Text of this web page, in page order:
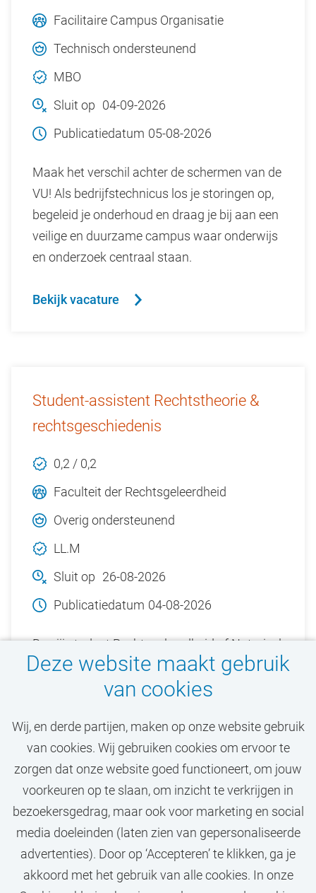
Deze website maakt gebruik
van cookies
Wij, en derde partijen, maken op onze website gebruik
van cookies. Wij gebruiken cookies om ervoor te
zorgen dat onze website goed functioneert, om jouw
voorkeuren op te slaan, om inzicht te verkrijgen in
bezoekersgedrag, maar ook voor marketing en social
media doeleinden (laten zien van gepersonaliseerde
advertenties). Door op ‘Accepteren’ te klikken, ga je
akkoord met het gebruik van alle cookies. In onze
Facilitaire Campus Organisatie
Technisch ondersteunend
MBO
Sluit op 04-09-2026
Publicatiedatum 05-08-2026
Maak het verschil achter de schermen van de
VU! Als bedrijfstechnicus los je storingen op,
begeleid je onderhoud en draag je bij aan een
veilige en duurzame campus waar onderwijs
en onderzoek centraal staan.
Bekijk vacature
Student-assistent Rechtstheorie &
rechtsgeschiedenis
0,2 / 0,2
Faculteit der Rechtsgeleerdheid
Overig ondersteunend
LL.M
Sluit op 26-08-2026
Publicatiedatum 04-08-2026
Ben jij student Rechtsgeleerdheid of Notarieel
recht (VU) en ben je geïnteresseerd in
rechtstheorie en/of rechtsgeschiedenis?
Amsterdam (VU).
Bekijk vacature
Call-to-action bij meer vacatures